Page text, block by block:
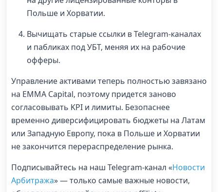
Польше и Хорватии.
Вычищать старые ссылки в Telegram-каналах
и пабликах под УБТ, меняя их на рабочие
офферы.
Управление активами теперь полностью завязано
на EMMA Capital, поэтому придется заново
согласовывать KPI и лимиты. Безопаснее
временно диверсифицировать бюджеты на Латам
или Западную Европу, пока в Польше и Хорватии
не закончится перераспределение рынка.
Подписывайтесь на наш Telegram-канал «Новости
Арбитража» — только самые важные новости,